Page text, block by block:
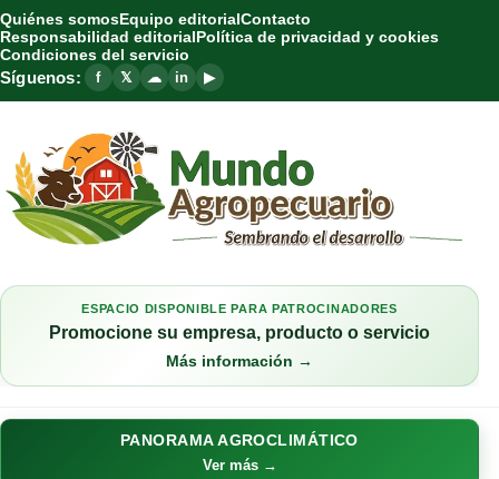
Quiénes somosEquipo editorialContacto
Responsabilidad editorialPolítica de privacidad y cookies
Condiciones del servicio
Síguenos: f 𝕏 ☁ in ▶
ESPACIO DISPONIBLE PARA PATROCINADORES
Promocione su empresa, producto o servicio
Más información →
PANORAMA AGROCLIMÁTICO
Ver más →